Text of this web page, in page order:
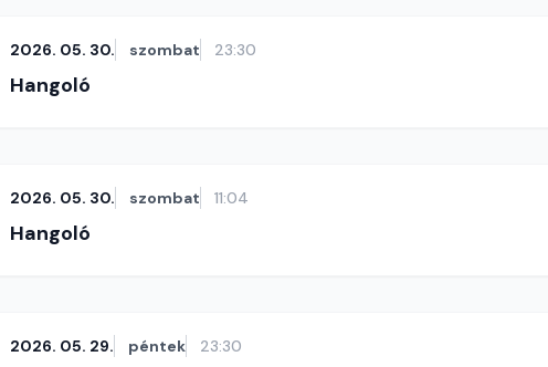
2026. 05. 30. szombat 23:30
Hangoló
2026. 05. 30. szombat 11:04
Hangoló
2026. 05. 29. péntek 23:30